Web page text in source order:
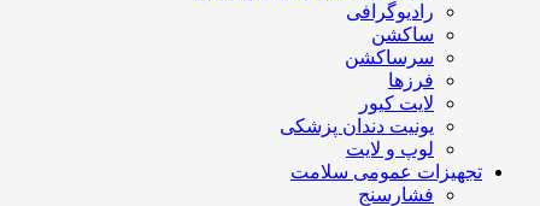
رادیوگرافی
ساکشن
سرساکشن
فرزها
لایت کیور
یونیت دندان پزشکی
لوپ و لایت
تجهیزات عمومی سلامت
فشارسنج